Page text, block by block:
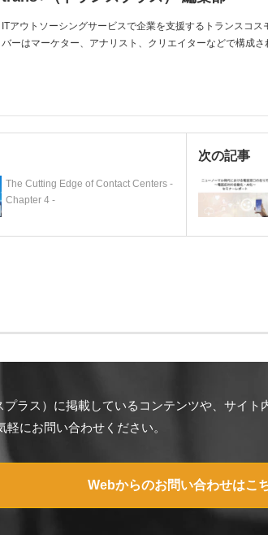
ITアウトソーシングサービスで企業を支援するトランスコ
バーはマーケター、アナリスト、クリエイターなどで構成さ
The Cutting Edge of Contact Centers -
Chapter 4 -
次の記事
プラス）に掲載しているコンテンツや、サイト
軽にお問い合わせください。
Webからのお問い合わせはこ